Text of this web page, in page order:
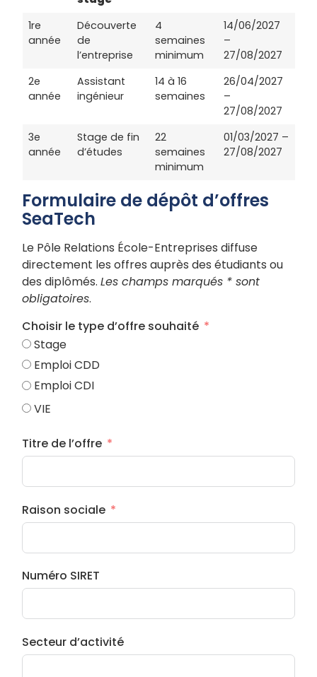
1re
année
Découverte
de
l’entreprise
4
semaines
minimum
14/06/2027
–
27/08/2027
2e
année
Assistant
ingénieur
14 à 16
semaines
26/04/2027
–
27/08/2027
3e
année
Stage de fin
d’études
22
semaines
minimum
01/03/2027 –
27/08/2027
Formulaire de dépôt d’offres
SeaTech
Le Pôle Relations École-Entreprises diffuse
directement les offres auprès des étudiants ou
des diplômés.Les champs marqués * sont
obligatoires.
Choisir le type d’offre souhaité
Stage
Emploi CDD
Emploi CDI
VIE
Titre de l’offre
Raison sociale
Numéro SIRET
Secteur d’activité